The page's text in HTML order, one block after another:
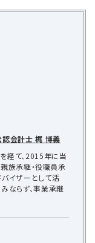
認会計士 梶 博義
経て、2015年に当
親族承継・役職員承
イザーとして活
ならず、事業承継